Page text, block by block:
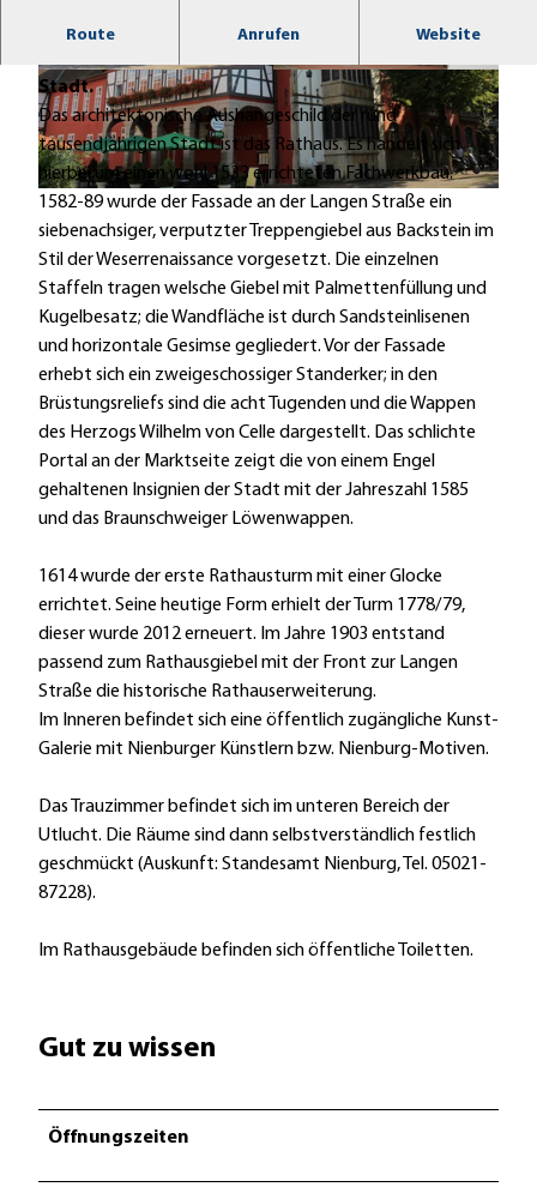
© Mittelweser-Touristik GmbH | CC-BY
© Mittelweser-Touristik GmbH |CC-BY © Mittelweser-Touristik GmbH |CC-BY
Route Anrufen Website
Die Verwaltung der Stadt Nienburg/Weser. Eines
Stadt.
Das architektonische Aushängeschild der rund
tausendjährigen Stadt ist das Rathaus. Es handelt sich
hierbei um einen wohl 1533 errichteten Fachwerkbau.
1582-89 wurde der Fassade an der Langen Straße ein
siebenachsiger, verputzter Treppengiebel aus Backstein im
Stil der Weserrenaissance vorgesetzt. Die einzelnen
Staffeln tragen welsche Giebel mit Palmettenfüllung und
Kugelbesatz; die Wandfläche ist durch Sandsteinlisenen
und horizontale Gesimse gegliedert. Vor der Fassade
erhebt sich ein zweigeschossiger Standerker; in den
Brüstungsreliefs sind die acht Tugenden und die Wappen
des Herzogs Wilhelm von Celle dargestellt. Das schlichte
Portal an der Marktseite zeigt die von einem Engel
gehaltenen Insignien der Stadt mit der Jahreszahl 1585
und das Braunschweiger Löwenwappen.
1614 wurde der erste Rathausturm mit einer Glocke
errichtet. Seine heutige Form erhielt der Turm 1778/79,
dieser wurde 2012 erneuert. Im Jahre 1903 entstand
passend zum Rathausgiebel mit der Front zur Langen
Straße die historische Rathauserweiterung.
Im Inneren befindet sich eine öffentlich zugängliche Kunst-
Galerie mit Nienburger Künstlern bzw. Nienburg-Motiven.
Das Trauzimmer befindet sich im unteren Bereich der
Utlucht. Die Räume sind dann selbstverständlich festlich
geschmückt (Auskunft: Standesamt Nienburg, Tel. 05021-
87228).
Im Rathausgebäude befinden sich öffentliche Toiletten.
Gut zu wissen
Öffnungszeiten